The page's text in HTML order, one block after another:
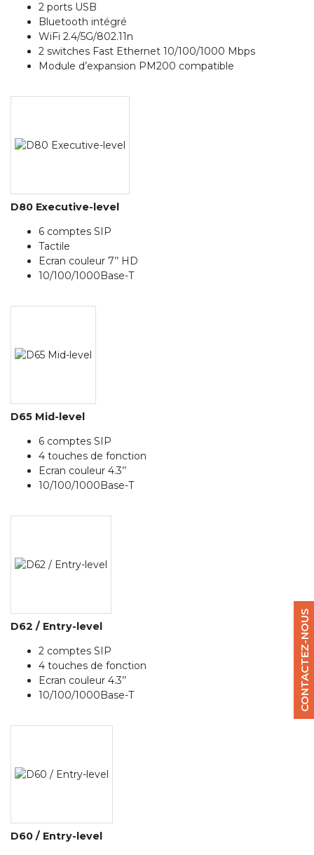
CONTACTEZ-NOUS
2 ports USB
Bluetooth intégré
WiFi 2.4/5G/802.11n
2 switches Fast Ethernet 10/100/1000 Mbps
Module d’expansion PM200 compatible
D80 Executive-level
6 comptes SIP
Tactile
Ecran couleur 7’’ HD
10/100/1000Base-T
D65 Mid-level
6 comptes SIP
4 touches de fonction
Ecran couleur 4.3’’
10/100/1000Base-T
D62 / Entry-level
2 comptes SIP
4 touches de fonction
Ecran couleur 4.3’’
10/100/1000Base-T
D60 / Entry-level